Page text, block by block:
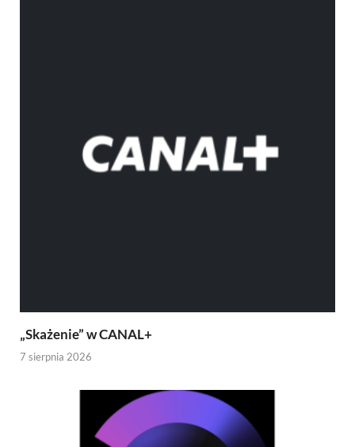
„Skażenie” w CANAL+
7 sierpnia 2026